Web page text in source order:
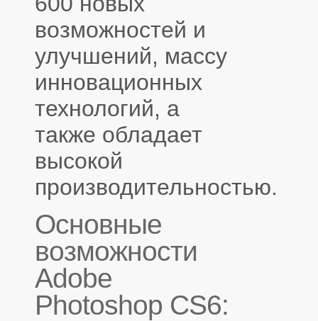
возможностей и
улучшений, массу
инновационных
технологий, а
также обладает
высокой
производительностью.
Основные
возможности
Adobe
Photoshop CS6: